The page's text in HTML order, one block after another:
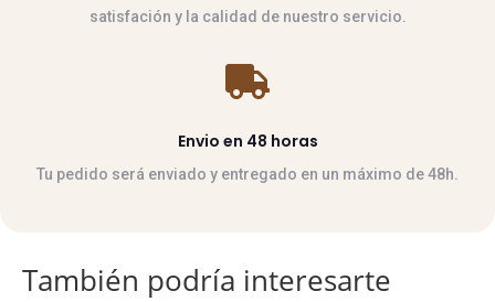
satisfación y la calidad de nuestro servicio.

Envio en 48 horas
Tu pedido será enviado y entregado en un máximo de 48h.
También podría interesarte